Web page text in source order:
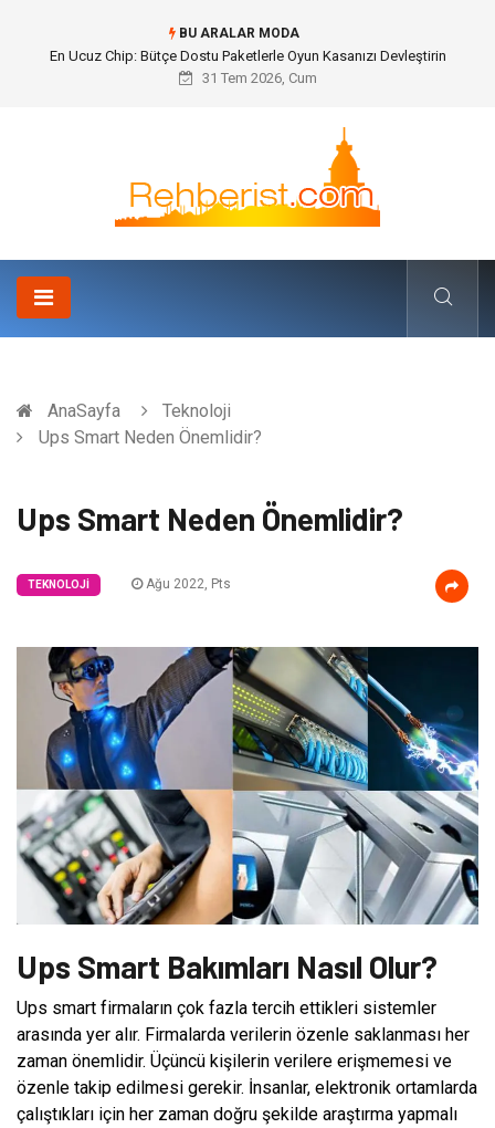
BU ARALAR MODA
Bohem Ev Dekoru Nedir?
31 Tem 2026, Cum
AnaSayfa
Teknoloji
Ups Smart Neden Önemlidir?
Ups Smart Neden Önemlidir?
TEKNOLOJI Ağu 2022, Pts
Ups Smart Bakımları Nasıl Olur?
Ups smart firmaların çok fazla tercih ettikleri sistemler
arasında yer alır. Firmalarda verilerin özenle saklanması her
zaman önemlidir. Üçüncü kişilerin verilere erişmemesi ve
özenle takip edilmesi gerekir. İnsanlar, elektronik ortamlarda
çalıştıkları için her zaman doğru şekilde araştırma yapmalı